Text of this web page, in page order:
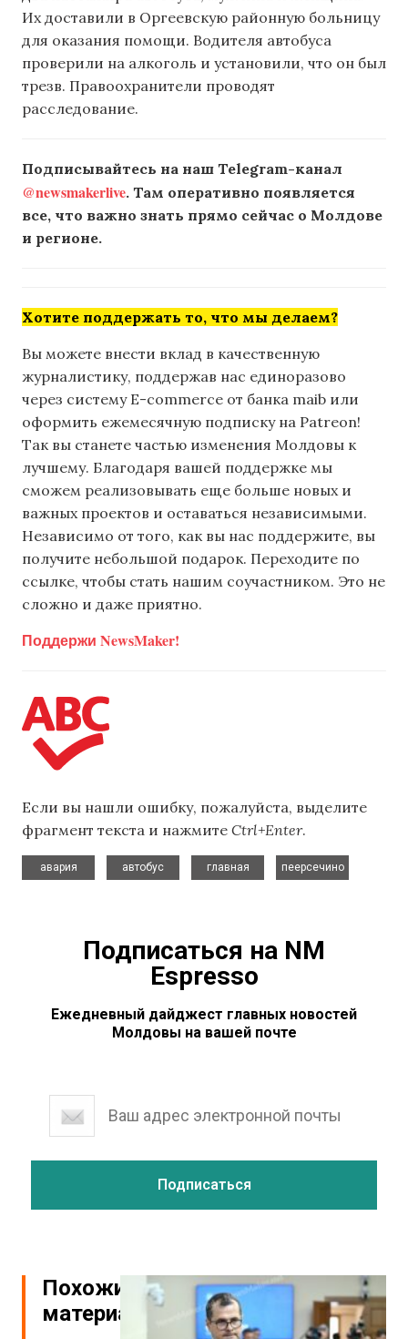
Их доставили в Оргеевскую районную больницу
для оказания помощи. Водителя автобуса
проверили на алкоголь и установили, что он был
трезв. Правоохранители проводят
расследование.
Подписывайтесь на наш Telegram-канал
@newsmakerlive. Там оперативно появляется
все, что важно знать прямо сейчас о Молдове
и регионе.
Хотите поддержать то, что мы делаем?
Вы можете внести вклад в качественную
журналистику, поддержав нас единоразово
через систему E-commerce от банка maib или
оформить ежемесячную подписку на Patreon!
Так вы станете частью изменения Молдовы к
лучшему. Благодаря вашей поддержке мы
сможем реализовывать еще больше новых и
важных проектов и оставаться независимыми.
Независимо от того, как вы нас поддержите, вы
получите небольшой подарок. Переходите по
ссылке, чтобы стать нашим соучастником. Это не
сложно и даже приятно.
Поддержи NewsMaker!
Если вы нашли ошибку, пожалуйста, выделите
фрагмент текста и нажмите Ctrl+Enter.
авария
автобус
главная
пеерсечино
Подписаться на NM
Espresso
Ежедневный дайджест главных новостей
Молдовы на вашей почте
Похожие
материалы